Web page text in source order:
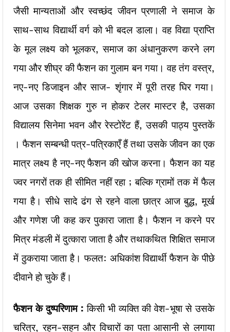
जैसी मान्यताओं और स्वच्छंद जीवन प्रणाली ने समाज के
साथ-साथ विद्यार्थी वर्ग को भी बदल डाला। वह विद्या प्राप्ति
के मूल लक्ष्य को भूलकर, समाज का अंधानुकरण करने लग
गया और शीघ्र की फैशन का गुलाम बन गया। वह तंग वस्त्र,
नए-नए डिजाइन और साज- शृंगार में पूरी तरह घिर गया।
आज उसका शिक्षक गुरु न होकर टेलर मास्टर है, उसका
विद्यालय सिनेमा भवन और रेस्टोरेंट हैं, उसकी पाठ्य पुस्तकें
। फैशन सम्बन्धी पत्र-पत्रिकाएँ हैं तथा उसके जीवन का एक
मात्र लक्ष्य है नए-नए फैशन की खोज करना। फैशन का यह
ज्वर नगरों तक ही सीमित नहीं रहा ; बल्कि ग्रामों तक में फैल
गया है। सीधे सादे ढंग से रहने वाला छात्र आज बुद्ध, मूर्ख
और गणेश जी कह कर पुकारा जाता है। फैशन न करने पर
मित्र मंडली में दुत्कारा जाता है और तथाकथित शिक्षित समाज
में ठुकराया जाता है। फलत: अधिकांश विद्यार्थी फैशन के पीछे
दीवाने हो चुके हैं।
फैशन के दुष्परिणाम : किसी भी व्यक्ति की वेश-भूषा से उसके
चरित्र, रहन-सहन और विचारों का पता आसानी से लगाया